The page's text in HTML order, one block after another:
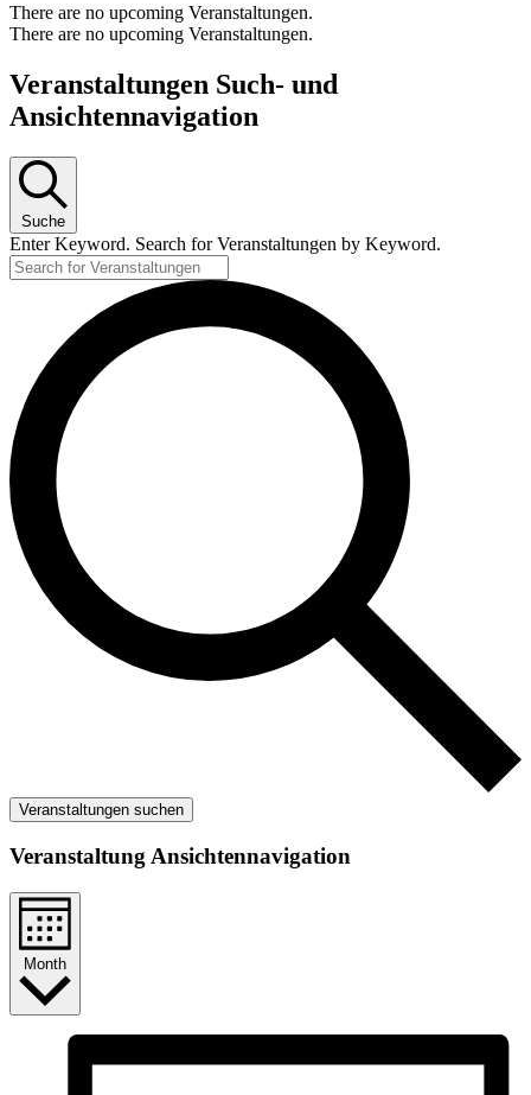
There are no upcoming Veranstaltungen.
There are no upcoming Veranstaltungen.
Veranstaltungen Such- und
Ansichtennavigation
Suche
Enter Keyword. Search for Veranstaltungen by Keyword.
Veranstaltungen suchen
Veranstaltung Ansichtennavigation
Month